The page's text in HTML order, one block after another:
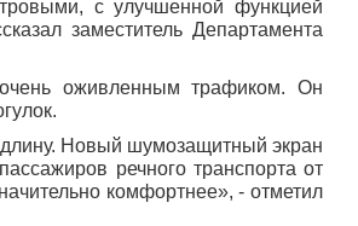
с улучшенной функцией
заместитель Департамента
очень оживленным трафиком. Он
Новый шумозащитный экран
речного транспорта от
комфортнее», - отметил